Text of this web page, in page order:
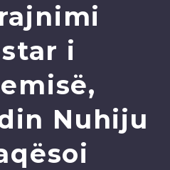
i
Nuhiju